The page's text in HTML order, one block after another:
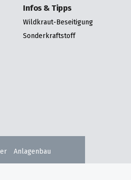
Infos & Tipps
Wildkraut-Beseitigung
Sonderkraftstoff
Anlagenbau